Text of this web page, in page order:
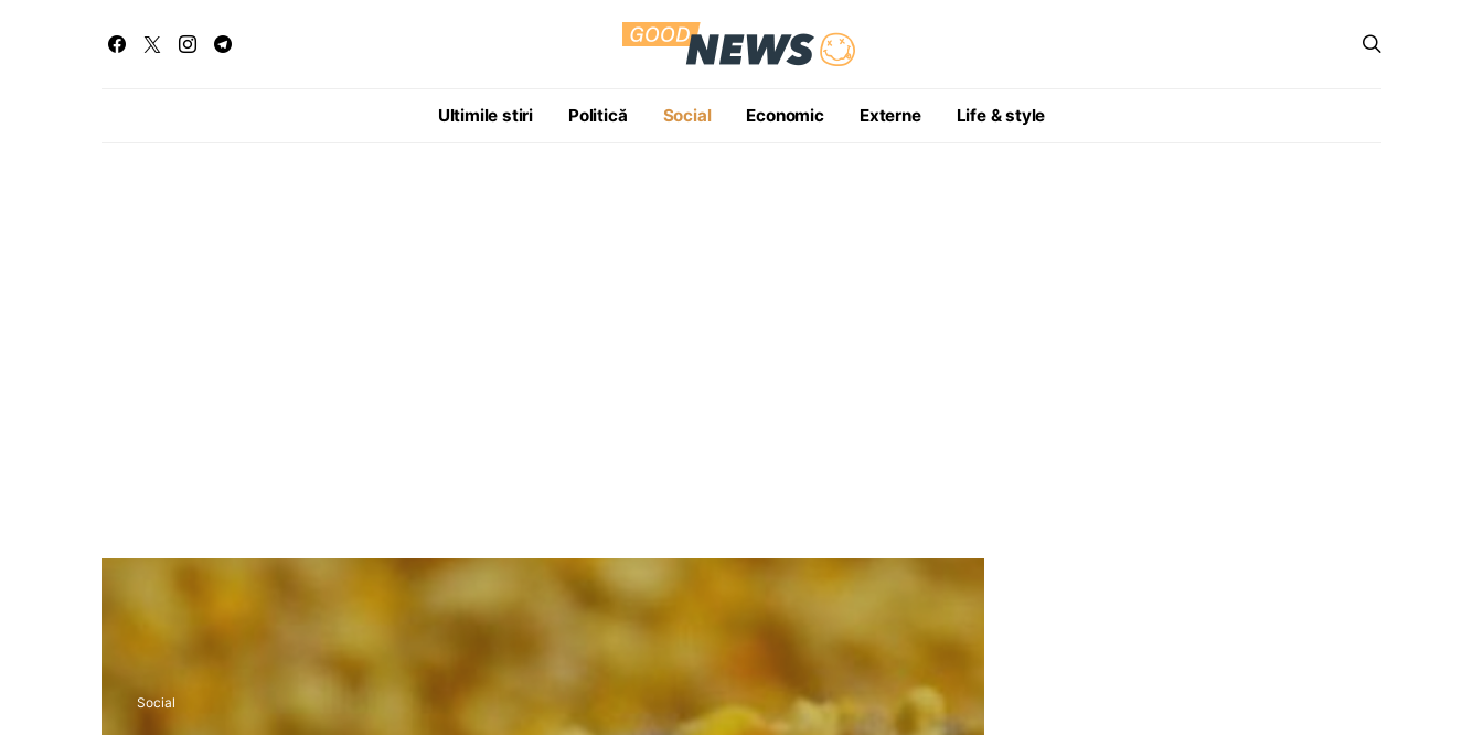
Ultimile stiri Politică Social Economic Externe Life & style
Social